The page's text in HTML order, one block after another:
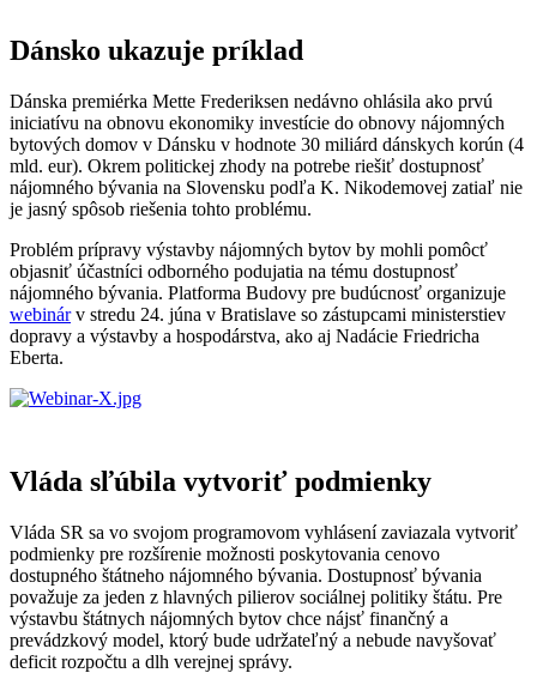
Dánsko ukazuje príklad
Dánska premiérka Mette Frederiksen nedávno ohlásila ako prvú
iniciatívu na obnovu ekonomiky investície do obnovy nájomných
bytových domov v Dánsku v hodnote 30 miliárd dánskych korún (4
mld. eur). Okrem politickej zhody na potrebe riešiť dostupnosť
nájomného bývania na Slovensku podľa K. Nikodemovej zatiaľ nie
je jasný spôsob riešenia tohto problému.
Problém prípravy výstavby nájomných bytov by mohli pomôcť
objasniť účastníci odborného podujatia na tému dostupnosť
nájomného bývania. Platforma Budovy pre budúcnosť organizuje
webinárv stredu 24. júna v Bratislave so zástupcami ministerstiev
dopravy a výstavby a hospodárstva, ako aj Nadácie Friedricha
Eberta.
Vláda sľúbila vytvoriť podmienky
Vláda SR sa vo svojom programovom vyhlásení zaviazala vytvoriť
podmienky pre rozšírenie možnosti poskytovania cenovo
dostupného štátneho nájomného bývania. Dostupnosť bývania
považuje za jeden z hlavných pilierov sociálnej politiky štátu. Pre
výstavbu štátnych nájomných bytov chce nájsť finančný a
prevádzkový model, ktorý bude udržateľný a nebude navyšovať
deficit rozpočtu a dlh verejnej správy.